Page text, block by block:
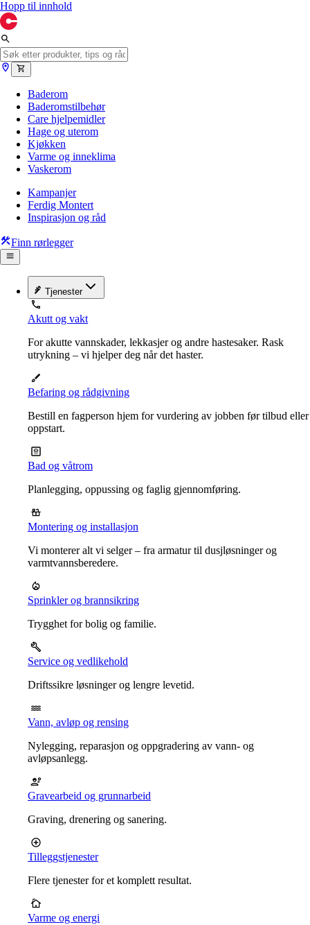
Hopp til innhold
Baderom
Baderomstilbehør
Care hjelpemidler
Hage og uterom
Kjøkken
Varme og inneklima
Vaskerom
Kampanjer
Ferdig Montert
Inspirasjon og råd
Finn rørlegger
Tjenester
Akutt og vakt
For akutte vannskader, lekkasjer og andre hastesaker. Rask
utrykning – vi hjelper deg når det haster.
Befaring og rådgivning
Bestill en fagperson hjem for vurdering av jobben før tilbud eller
oppstart.
Bad og våtrom
Planlegging, oppussing og faglig gjennomføring.
Montering og installasjon
Vi monterer alt vi selger – fra armatur til dusjløsninger og
varmtvannsberedere.
Sprinkler og brannsikring
Trygghet for bolig og familie.
Service og vedlikehold
Driftssikre løsninger og lengre levetid.
Vann, avløp og rensing
Nylegging, reparasjon og oppgradering av vann- og
avløpsanlegg.
Gravearbeid og grunnarbeid
Graving, drenering og sanering.
Tilleggstjenester
Flere tjenester for et komplett resultat.
Varme og energi